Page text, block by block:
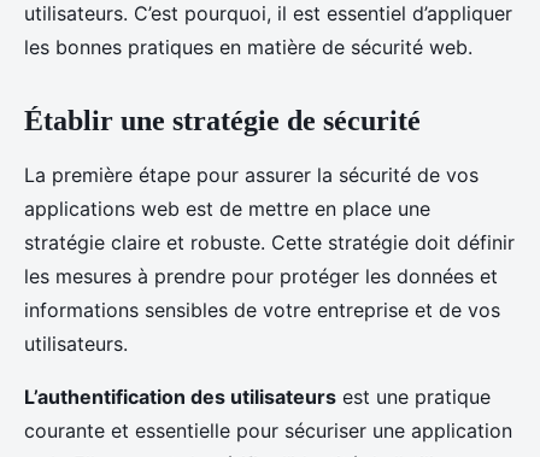
utilisateurs. C’est pourquoi, il est essentiel d’appliquer
les bonnes pratiques en matière de sécurité web.
Établir une stratégie de sécurité
La première étape pour assurer la sécurité de vos
applications web est de mettre en place une
stratégie claire et robuste. Cette stratégie doit définir
les mesures à prendre pour protéger les données et
informations sensibles de votre entreprise et de vos
utilisateurs.
L’authentification des utilisateurs est une pratique
courante et essentielle pour sécuriser une application